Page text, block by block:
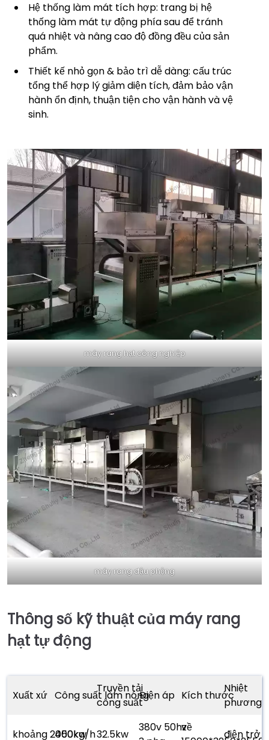
Hệ thống làm mát tích hợp: trang bị hệ
thống làm mát tự động phía sau để tránh
quá nhiệt và nâng cao độ đồng đều của sản
phẩm.
Thiết kế nhỏ gọn & bảo trì dễ dàng: cấu trúc
tổng thể hợp lý giảm diện tích, đảm bảo vận
hành ổn định, thuận tiện cho vận hành và vệ
sinh.
máy rang hạt công nghiệp
máy rang đậu phộng
Thông số kỹ thuật của máy rang
hạt tự động
Xuất xứ Công suất làm nóng
Truyền tải
công suất
Điện áp Kích thước
Nhiệt
phương
khoảng 2000kg/h
450kw 32.5kw
380v 50hzvề
điện trở